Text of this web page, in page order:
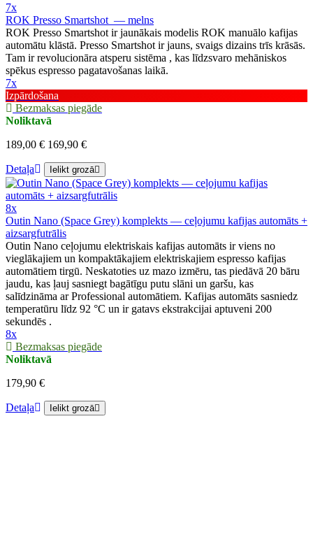
7x
ROK Presso Smartshot — melns
ROK Presso Smartshot ir jaunākais modelis ROK manuālo kafijas
automātu klāstā. Presso Smartshot ir jauns, svaigs dizains trīs krāsās.
Tam ir revolucionāra atsperu sistēma , kas līdzsvaro mehāniskos
spēkus espresso pagatavošanas laikā.
7x
Izpārdošana
Bezmaksas piegāde
Noliktavā
189,00 € 169,90 €
Detaļa Ielikt grozā
8x
Outin Nano (Space Grey) komplekts — ceļojumu kafijas automāts +
aizsargfutrālis
Outin Nano ceļojumu elektriskais kafijas automāts ir viens no
vieglākajiem un kompaktākajiem elektriskajiem espresso kafijas
automātiem tirgū. Neskatoties uz mazo izmēru, tas piedāvā 20 bāru
jaudu, kas ļauj sasniegt bagātīgu putu slāni un garšu, kas
salīdzināma ar Professional automātiem. Kafijas automāts sasniedz
temperatūru līdz 92 °C un ir gatavs ekstrakcijai aptuveni 200
sekundēs .
8x
Bezmaksas piegāde
Noliktavā
179,90 €
Detaļa Ielikt grozā